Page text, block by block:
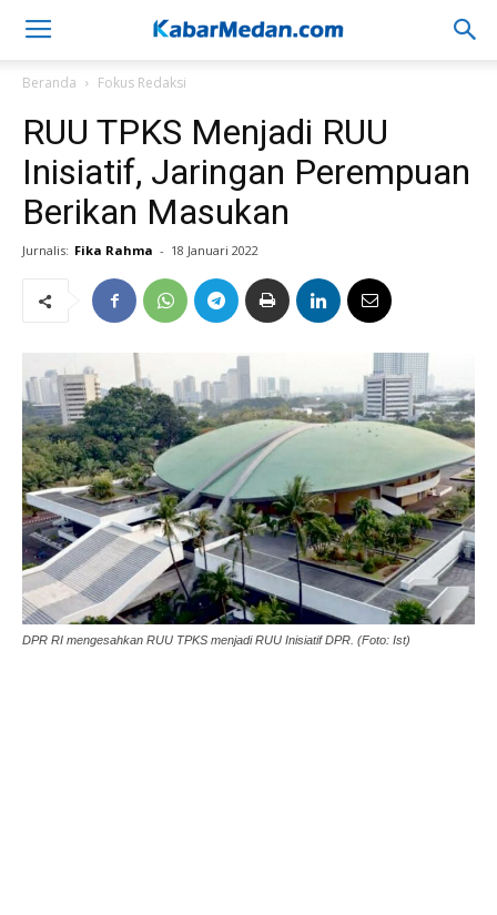
Beranda Fokus Redaksi
RUU TPKS Menjadi RUU
Inisiatif, Jaringan Perempuan
Berikan Masukan
Jurnalis: Fika Rahma - 18 Januari 2022
DPR RI mengesahkan RUU TPKS menjadi RUU Inisiatif DPR. (Foto: Ist)